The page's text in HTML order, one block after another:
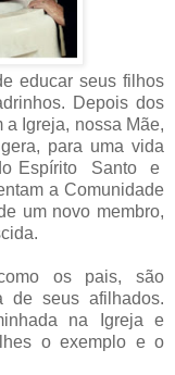
educar seus filhos
Depois dos
Igreja, nossa Mãe,
para uma vida
Espírito Santo e
a Comunidade
um novo membro,
os pais, são
de seus afilhados.
na Igreja e
o exemplo e o